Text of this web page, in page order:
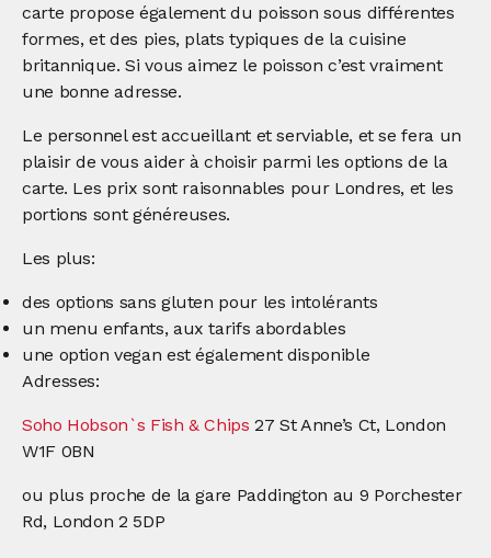
carte propose également du poisson sous différentes
formes, et des pies, plats typiques de la cuisine
britannique. Si vous aimez le poisson c’est vraiment
une bonne adresse.
Le personnel est accueillant et serviable, et se fera un
plaisir de vous aider à choisir parmi les options de la
carte. Les prix sont raisonnables pour Londres, et les
portions sont généreuses.
Les plus:
des options sans gluten pour les intolérants
un menu enfants, aux tarifs abordables
une option vegan est également disponible
Adresses:
Soho Hobson`s Fish & Chips 27 St Anne’s Ct, London
W1F 0BN
ou plus proche de la gare Paddington au 9 Porchester
Rd, London 2 5DP